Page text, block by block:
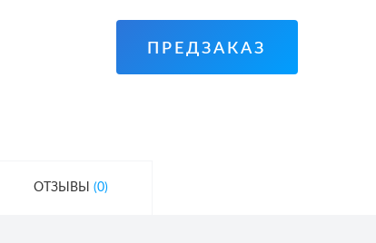
ПРЕДЗАКАЗ
ОТЗЫВЫ (0)